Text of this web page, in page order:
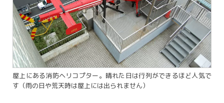
屋上にある消防ヘリコプター。晴れた日は行列ができるほど人気で
す（雨の日や荒天時は屋上には出られません）